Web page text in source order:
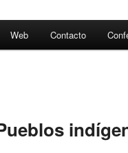
Web Contacto